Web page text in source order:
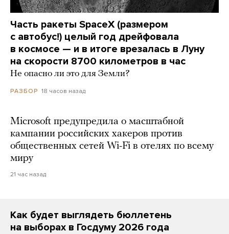
Часть ракеты SpaceX (размером
с автобус!) целый год дрейфовала
в космосе — и в итоге врезалась в Луну
на скорости 8700 километров в час
Не опасно ли это для Земли?
РАЗБОР 18 часов назад
Microsoft предупредила о масштабной
кампании российских хакеров против
общественных сетей Wi-Fi в отелях по всему
миру
21 час назад
Как будет выглядеть бюллетень
на выборах в Госдуму 2026 года